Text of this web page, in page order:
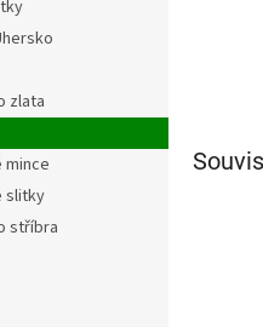
zlata
slitky
stříbra